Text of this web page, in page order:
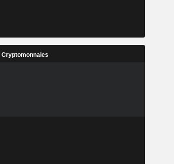
Cryptomonnaies